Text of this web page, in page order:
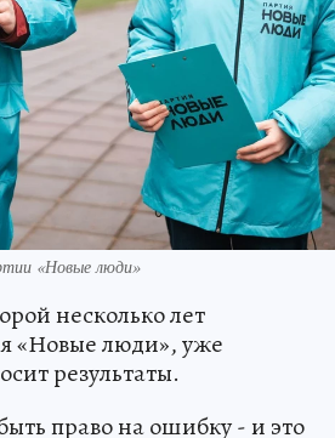
«Новые люди»
несколько лет
«Новые люди», уже
результаты.
право на ошибку - и это